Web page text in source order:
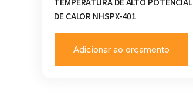
DE CALOR NHSPX-401
Adicionar ao orçamento